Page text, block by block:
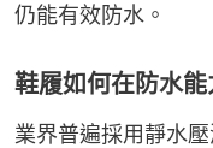
仍能有效防水。
鞋履如何在防水
業界普遍採用靜水